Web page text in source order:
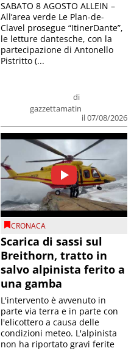
di
gazzettamatin
il 07/08/2026
SABATO 8 AGOSTO ALLEIN –
All’area verde Le Plan-de-
Clavel prosegue “ItinerDante”,
le letture dantesche, con la
partecipazione di Antonello
Pistritto (...
CRONACA
Scarica di sassi sul
Breithorn, tratto in
salvo alpinista ferito a
una gamba
L'intervento è avvenuto in
parte via terra e in parte con
l'elicottero a causa delle
condizioni meteo. L'alpinista
non ha riportato gravi ferite